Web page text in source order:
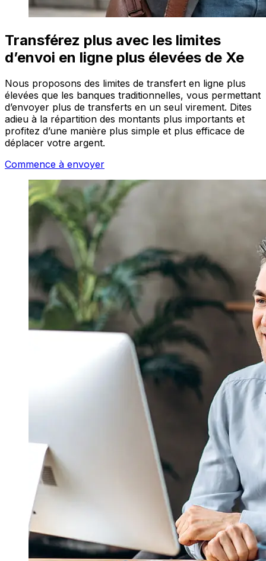
Transférez plus avec les limites
d’envoi en ligne plus élevées de Xe
Nous proposons des limites de transfert en ligne plus
élevées que les banques traditionnelles, vous permettant
d’envoyer plus de transferts en un seul virement. Dites
adieu à la répartition des montants plus importants et
profitez d’une manière plus simple et plus efficace de
déplacer votre argent.
Commence à envoyer